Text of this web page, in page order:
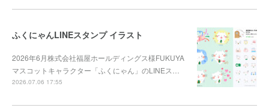
ふくにゃんLINEスタンプ イラスト
2026年6月株式会社福屋ホールディングス様FUKUYA
マスコットキャラクター「ふくにゃん」のLINEス…
2026.07.06 17:55